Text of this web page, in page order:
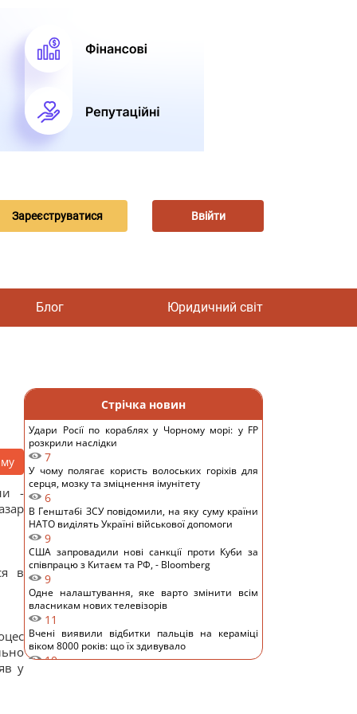
Зареєструватися Ввійти
Блог Юридичний світ
-
в
у
Стрічка новин
Удари Росії по кораблях у Чорному морі: у FP
розкрили наслідки
7
У чому полягає користь волоських горіхів для
серця, мозку та зміцнення імунітету
6
В Генштабі ЗСУ повідомили, на яку суму країни
НАТО виділять Україні військової допомоги
9
США запровадили нові санкції проти Куби за
співпрацю з Китаєм та РФ, - Bloomberg
9
Одне налаштування, яке варто змінити всім
власникам нових телевізорів
11
Вчені виявили відбитки пальців на кераміці
віком 8000 років: що їх здивувало
10